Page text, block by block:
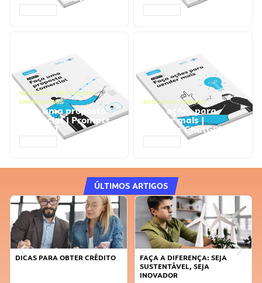
NEGÓCIOS, PROCESSOS
EMPRESARIAIS
Faça uma proposta
comercial | Prompts
ChatGPT
NEGÓCIOS, VENDAS
Faça ações para
vender mais |
Prompts ChatGPT
ÚLTIMOS ARTIGOS
DICAS PARA OBTER CRÉDITO
FAÇA A DIFERENÇA: SEJA
SUSTENTÁVEL, SEJA
INOVADOR